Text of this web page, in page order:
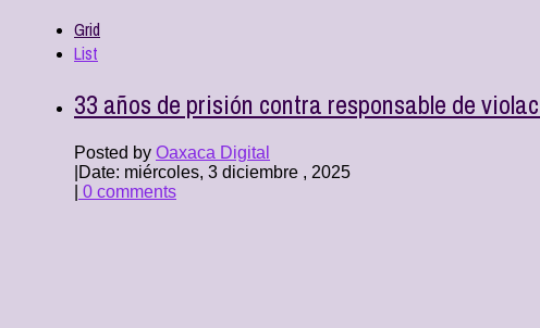
Grid
List
33 años de prisión contra responsable de
Posted by Oaxaca Digital
Date: miércoles, 3 diciembre , 2025
0 comments